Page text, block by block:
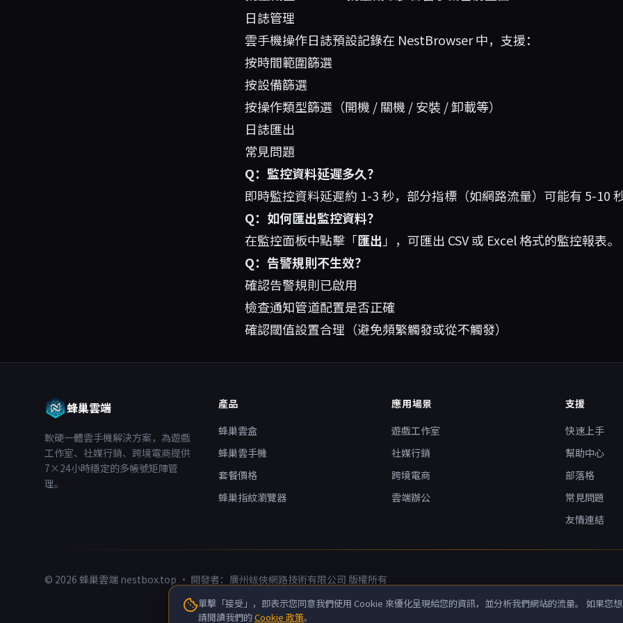
日誌管理
雲手機操作日誌預設記錄在 NestBrowser 中，支援：
按時間範圍篩選
按設備篩選
按操作類型篩選（開機 / 關機 / 安裝 / 卸載等）
日誌匯出
常見問題
Q：監控資料延遲多久？
即時監控資料延遲約 1-3 秒，部分指標（如網路流量）可能有 5-10
Q：如何匯出監控資料？
在監控面板中點擊「匯出 」，可匯出 CSV 或 Excel 格式的監控報表。
Q：告警規則不生效？
確認告警規則已啟用
檢查通知管道配置是否正確
確認閾值設置合理（避免頻繁觸發或從不觸發）
蜂巢雲端
軟硬一體雲手機解決方案，為遊戲
工作室、社媒行銷、跨境電商提供
7×24小時穩定的多帳號矩陣管
理。
產品
蜂巢雲盒
蜂巢雲手機
套餐價格
蜂巢指紋瀏覽器
應用場景
遊戲工作室
社媒行銷
跨境電商
雲端辦公
支援
快速上手
幫助中心
部落格
常見問題
友情連結
© 2026 蜂巢雲端 nestbox.top · 開發者：廣州蛂俠網路技術有限公司 版權所有
單擊「接受」，即表示您同意我們使用 Cookie 來優化呈現給您的資訊，並分析我們網站的流量。 如果您
請閱讀我們的Cookie 政策。